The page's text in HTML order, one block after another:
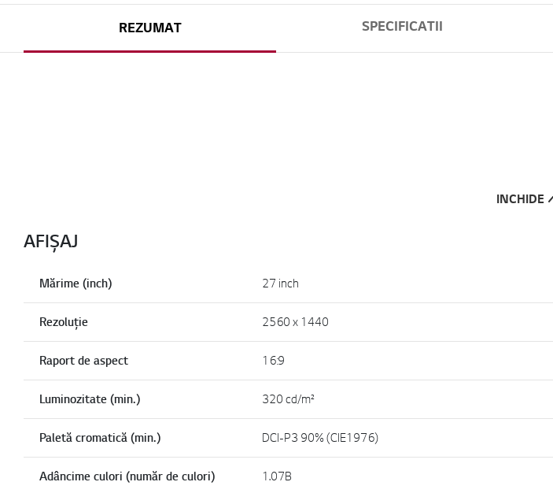
REZUMAT SPECIFICATII
INCHIDE
AFIȘAJ
Mărime (inch) 27 inch
Rezoluție 2560 x 1440
Raport de aspect 16:9
Luminozitate (min.) 320 cd/m²
Paletă cromatică (min.) DCI-P3 90% (CIE1976)
Adâncime culori (număr de culori) 1.07B